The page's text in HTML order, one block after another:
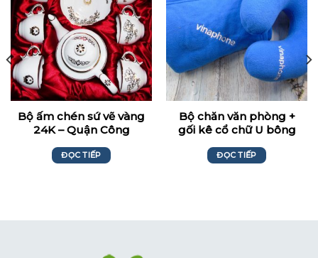
Bộ ấm chén sứ vẽ vàng
24K – Quận Công
ĐỌC TIẾP
Bộ chăn văn phòng +
gối kê cổ chữ U bông
Vinaphone
ĐỌC TIẾP